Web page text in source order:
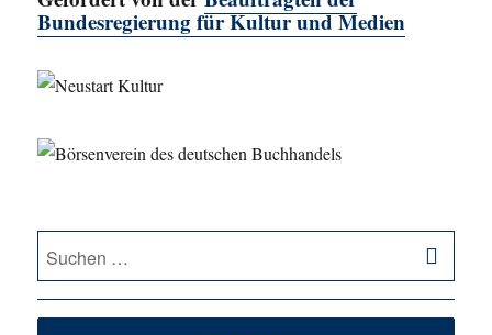
Bundesregierung für Kultur und Medien
Suche
nach: